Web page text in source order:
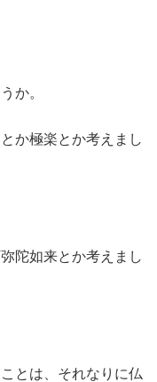
か。
か極楽とか考えまし
陀如来とか考えまし
とは、それなりに仏